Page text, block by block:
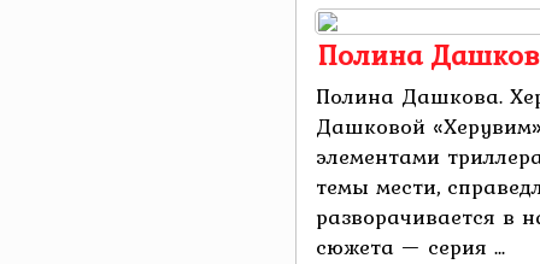
Полина
Полина Дашкова.
Дашковой
элементами
темы мести,
разворачивается в
сюжета — серия ...